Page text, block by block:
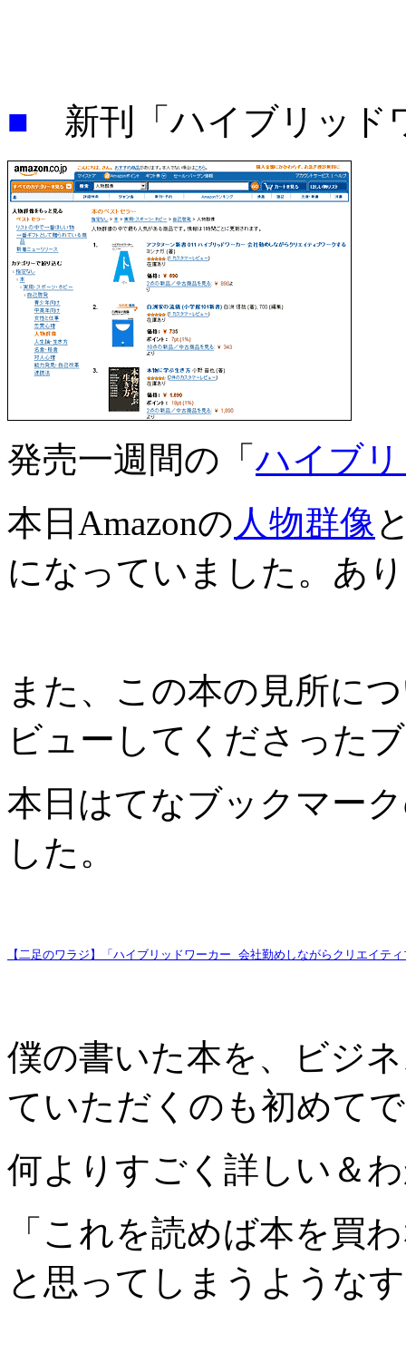
■ 新刊「ハイブリッド
発売一週間の「ハイブ
本日Amazonの 人物群像
になっていました。あ
また、この本の見所に
ビューしてくださった
本日はてなブックマー
した。
【二足のワラジ】「ハイブリッドワーカー 会社勤めしながらクリエイテ
僕の書いた本を、ビジ
ていただくのも初めて
何よりすごく詳しい＆
「これを読めば本を買
と思ってしまうような